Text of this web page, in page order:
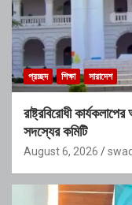
প্রচ্ছদ শিক্ষা সারাদেশ
রাষ্ট্রবিরোধী
সদস্যের কমিটি
August 6, 2026